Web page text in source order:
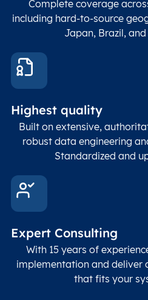
Longitude
Double
Timezone
Complete coverage
including hard-to-source
Japan, Brazil, and
Highest quality
Built on extensive,
robust data engineering
Standardized and
Expert Consulting
With 15 years of
implementation and deliver
that fits your